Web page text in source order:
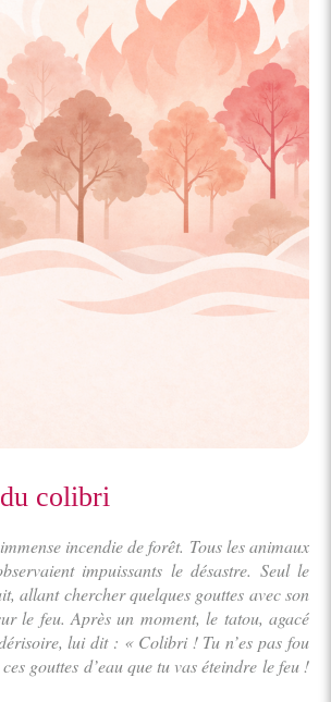
colibri
incendie de forêt. Tous les animaux
impuissants le désastre. Seul le
allant chercher quelques gouttes avec son
le feu. Après un moment, le tatou, agacé
lui dit : « Colibri ! Tu n’es pas fou
ces gouttes d’eau que tu vas éteindre le feu !